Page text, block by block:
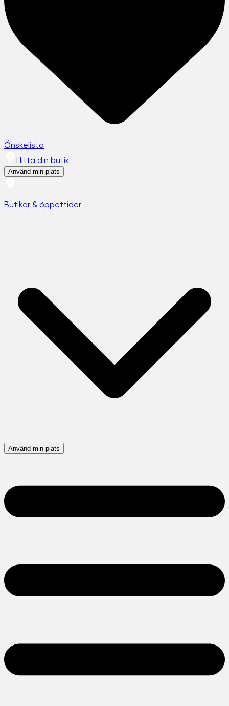
Önskelista
Hitta din butik
Använd min plats
Butiker & öppettider
Använd min plats